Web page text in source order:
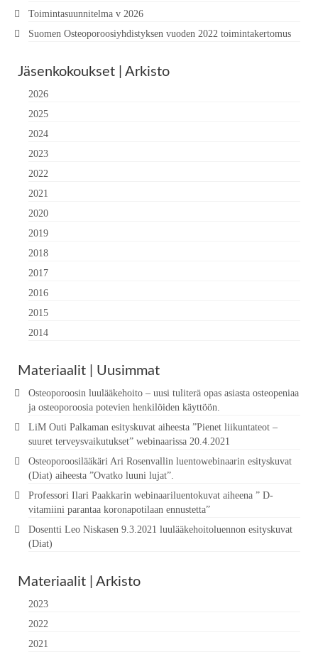
Toimintasuunnitelma v 2026
Suomen Osteoporoosiyhdistyksen vuoden 2022 toimintakertomus
Jäsenkokoukset | Arkisto
2026
2025
2024
2023
2022
2021
2020
2019
2018
2017
2016
2015
2014
Materiaalit | Uusimmat
Osteoporoosin luulääkehoito – uusi tuliterä opas asiasta osteopeniaa
ja osteoporoosia potevien henkilöiden käyttöön.
LiM Outi Palkaman esityskuvat aiheesta ”Pienet liikuntateot –
suuret terveysvaikutukset” webinaarissa 20.4.2021
Osteoporoosilääkäri Ari Rosenvallin luentowebinaarin esityskuvat
(Diat) aiheesta ”Ovatko luuni lujat”.
Professori Ilari Paakkarin webinaariluentokuvat aiheena ” D-
vitamiini parantaa koronapotilaan ennustetta”
Dosentti Leo Niskasen 9.3.2021 luulääkehoitoluennon esityskuvat
(Diat)
Materiaalit | Arkisto
2023
2022
2021